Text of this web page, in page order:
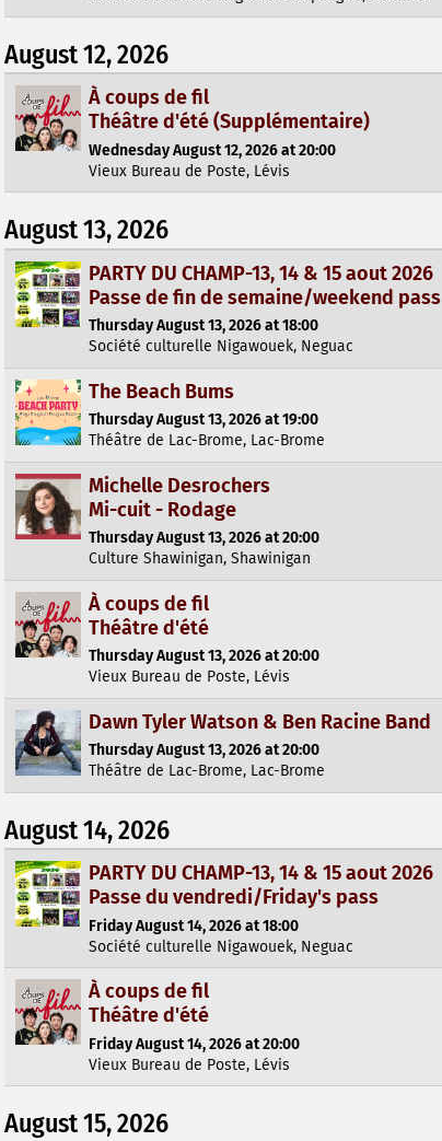
August 12, 2026
À coups de fil
Théâtre d'été (Supplémentaire)
Wednesday August 12, 2026 at 20:00
Vieux Bureau de Poste, Lévis
August 13, 2026
PARTY DU CHAMP-13, 14 & 15 aout 2026
Passe de fin de semaine/weekend pass
Thursday August 13, 2026 at 18:00
Société culturelle Nigawouek, Neguac
The Beach Bums
Thursday August 13, 2026 at 19:00
Théâtre de Lac-Brome, Lac-Brome
Michelle Desrochers
Mi-cuit - Rodage
Thursday August 13, 2026 at 20:00
Culture Shawinigan, Shawinigan
À coups de fil
Théâtre d'été
Thursday August 13, 2026 at 20:00
Vieux Bureau de Poste, Lévis
Dawn Tyler Watson & Ben Racine Band
Thursday August 13, 2026 at 20:00
Théâtre de Lac-Brome, Lac-Brome
August 14, 2026
PARTY DU CHAMP-13, 14 & 15 aout 2026
Passe du vendredi/Friday's pass
Friday August 14, 2026 at 18:00
Société culturelle Nigawouek, Neguac
À coups de fil
Théâtre d'été
Friday August 14, 2026 at 20:00
Vieux Bureau de Poste, Lévis
August 15, 2026